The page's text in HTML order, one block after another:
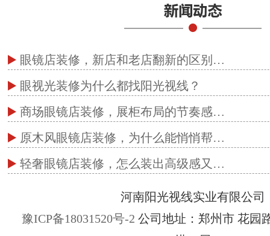
眼镜店装修，新店和老店翻新的区别…
眼视光装修为什么都找阳光视线？
商场眼镜店装修，展柜布局的节奏感…
原木风眼镜店装修，为什么能悄悄帮…
轻奢眼镜店装修，怎么装出高级感又…
河南阳光视线实业有限公司
豫ICP备18031520号-2 公司地址：郑州市 花园